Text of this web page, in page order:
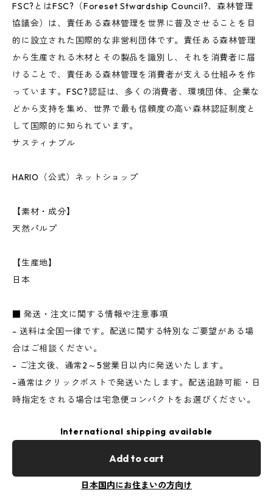
FSC?とはFSC?（Foreset Stwardship Council?、森林管理
協議会）は、責任ある森林管理を世界に普及させることを目
的に設立された国際的な非営利団体です。責任ある森林管理
から生産される木材とその製品を識別し、それを消費者に届
けることで、責任ある森林管理を消費者が支える仕組みを作
っています。FSC?認証は、多くの消費者、環境団体、企業な
どから支持を集め、世界で最も信頼度の高い森林認証制度と
して国際的に知られています。
サスティナブル
HARIO（公式）ネットショップ
【素材・成分】
天然パルプ
【生産地】
日本
■ 発送・注文に関する情報や注意事項
- 送料は全国一律です。配送に関する特別なご要望がある場
合はご相談ください。
- ご注文後、通常2～5営業日以内に発送いたします。
-通常はクリックポストで発送いたします。配送追跡可能・日
時指定をされる場合は宅急便コンパクトをお選びください。
International shipping available
Add to cart
日本国内にお住まいの方向け